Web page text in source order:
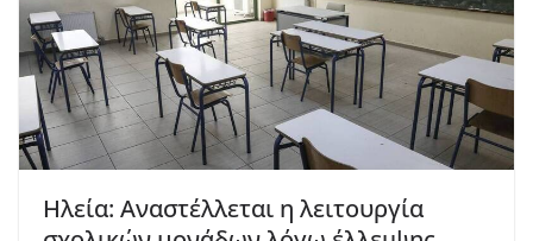
Ηλεία: Αναστέλλεται η λειτουργία